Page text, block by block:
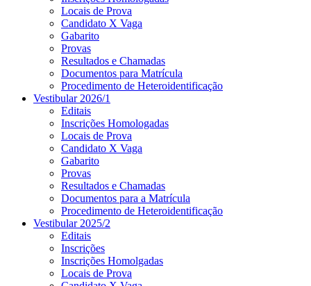
Locais de Prova
Candidato X Vaga
Gabarito
Provas
Resultados e Chamadas
Documentos para Matrícula
Procedimento de Heteroidentificação
Vestibular 2026/1
Editais
Inscrições Homologadas
Locais de Prova
Candidato X Vaga
Gabarito
Provas
Resultados e Chamadas
Documentos para a Matrícula
Procedimento de Heteroidentificação
Vestibular 2025/2
Editais
Inscrições
Inscrições Homolgadas
Locais de Prova